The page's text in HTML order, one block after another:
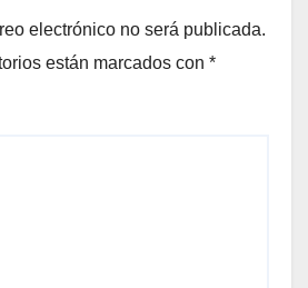
electrónico no será publicada.
están marcados con *